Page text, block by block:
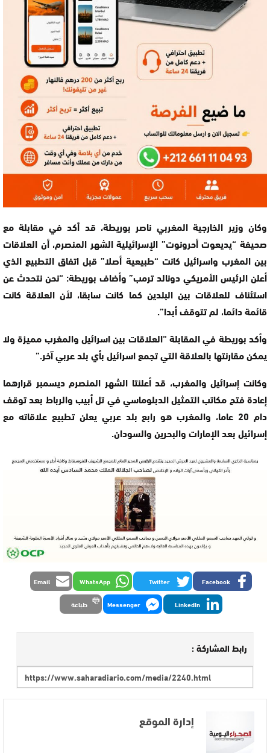
وكان وزير الخارجية المغربي ناصر بوريطة، قد أكد في مقابلة مع
صحيفة “يديعوت أحرونوت” الإسرائيلية الشهر المنصرم، أن العلاقات
بين المغرب واسرائيل كانت “طبيعية أصلا” قبل اتفاق التطبيع الذي
أعلن الرئيس الأمريكي دونالد ترمب” وأضاف بوريطة: “نحن نتحدث عن
استئناف للعلاقات بين البلدين كما كانت سابقا، لأن العلاقة كانت
قائمة دائما، لم تتوقف أبدا”.
وأكد بوريطة في المقابلة “العلاقات بين اسرائيل والمغرب مميزة ولا
يمكن مقارنتها بالعلاقة التي تجمع اسرائيل بأي بلد عربي آخر.”
وكانت إسرائيل والمغرب، قد أعلنتا الشهر المنصرم ديسمبر قرارهما
إعادة فتح مكاتب التمثيل الدبلوماسي في تل أبيب والرباط بعد توقف
دام 20 عاما، والمغرب هو رابع بلد عربي يعلن تطبيع علاقاته مع
إسرائيل بعد الإمارات والبحرين والسودان.
Facebook
Twitter
WhatsApp
Email
LinkedIn
Messenger طباعة
رابط المشاركة :
إدارة الموقع